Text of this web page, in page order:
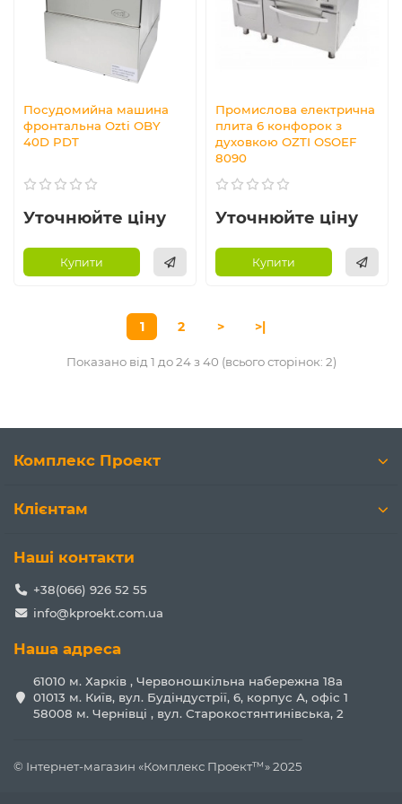
Посудомийна машина
фронтальна Ozti OBY
40D PDT
Уточнюйте ціну
Купити
Промислова електрична
плита 6 конфорок з
духовкою OZTI OSOEF
8090
Уточнюйте ціну
Купити
1 2 > >|
Показано від 1 до 24 з 40 (всього сторінок: 2)
Комплекс Проект
Клієнтам
Наші контакти
+38(066) 926 52 55
info@kproekt.com.ua
Наша адреса
61010 м. Харків , Червоношкільна набережна 18а
01013 м. Київ, вул. Будіндустрії, 6, корпус А, офіс 1
58008 м. Чернівці , вул. Старокостянтинівська, 2
© Інтернет-магазин «Комплекс Проект™» 2025